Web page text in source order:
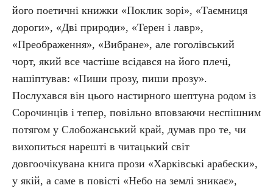
його поетичні книжки «Поклик зорі», «Таємниця
дороги», «Дві природи», «Терен і лавр»,
«Преображення», «Вибране», але гоголівський
чорт, який все частіше всідався на його плечі,
нашіптував: «Пиши прозу, пиши прозу».
Послухався він цього настирного шептуна родом із
Сорочинців і тепер, повільно вповзаючи неспішним
потягом у Слобожанський край, думав про те, чи
вихопиться нарешті в читацький світ
довгоочікувана книга прози «Харківські арабески»,
у якій, а саме в повісті «Небо на землі зникає»,